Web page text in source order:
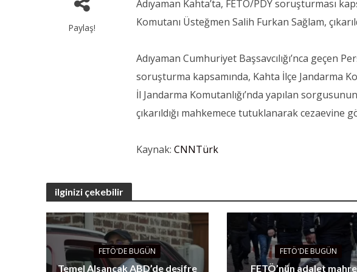
Paylaş!
Adıyaman Kahta’ta, FETÖ/PDY soruşturması
Komutanı Üsteğmen Salih Furkan Sağlam,
Adıyaman Cumhuriyet Başsavcılığı’nca geçen
soruşturma kapsamında, Kahta İlçe Jandarma
İl Jandarma Komutanlığı’nda yapılan
çıkarıldığı mahkemece tutuklanarak cezaevine
Kaynak:CNNTürk
ilginizi çekebilir
FETÖ'DE BUGÜN
Temel Alsancak ABD’de deşifre
FETÖ'DE BUGÜN
FETÖ’nün adalet